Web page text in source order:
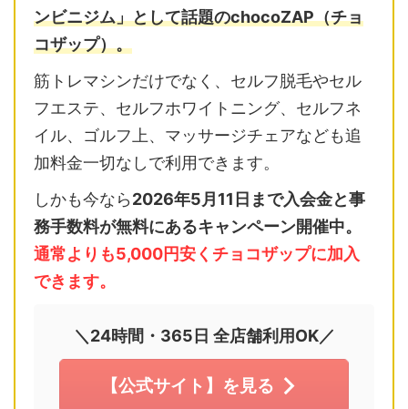
ンビニジム」として話題のchocoZAP（チョ
コザップ）。
筋トレマシンだけでなく、セルフ脱毛やセル
フエステ、セルフホワイトニング、セルフネ
イル、ゴルフ上、マッサージチェアなども追
加料金一切なしで利用できます。
しかも今なら2026年5月11日まで入会金と事
務手数料が無料にあるキャンペーン開催中。
通常よりも5,000円安くチョコザップに加入
できます。
＼24時間・365日 全店舗利用OK／
【公式サイト】を見る